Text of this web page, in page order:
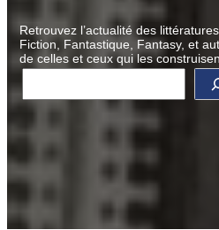
Retrouvez l’actualité des
Fiction, Fantastique, Fantasy, et
de celles et ceux qui les
R
e
c
e